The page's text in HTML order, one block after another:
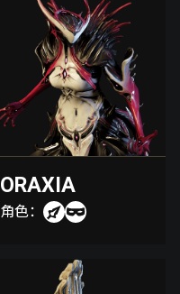
ORAXIA
角色：